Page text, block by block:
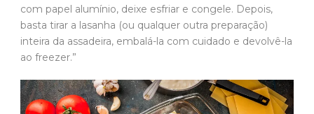
com papel alumínio, deixe esfriar e congele. Depois,
basta tirar a lasanha (ou qualquer outra preparação)
inteira da assadeira, embalá-la com cuidado e devolvê-la
ao freezer.”